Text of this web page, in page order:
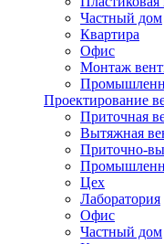
Частный дом
Квартира
Офис
Монтаж
Проектирование
Приточная
Вытяжная
Приточно-
Цех
Лаборатория
Офис
Частный дом